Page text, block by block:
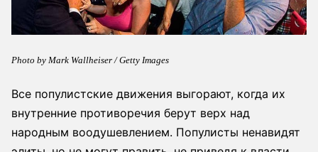
Photo by Mark Wallheiser / Getty Images
Все популистские движения выгорают, когда их
внутренние противоречия берут верх над
народным воодушевлением. Популисты ненавидят